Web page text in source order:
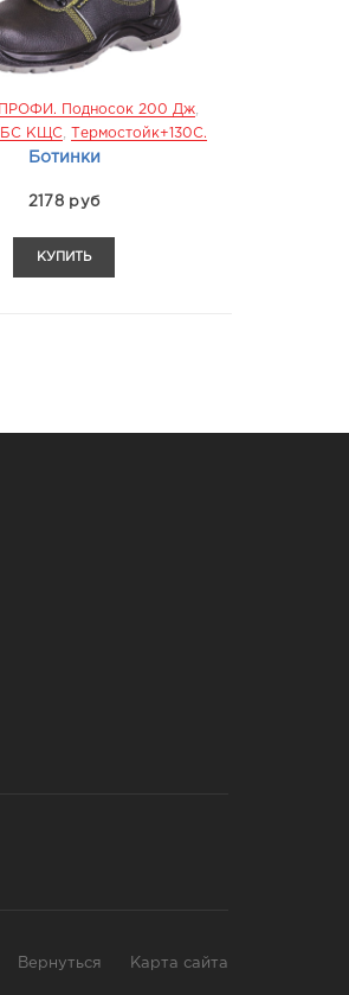
Перчатки 011 РАБОЧИЕ Трикот
62%ХБ\32%ПЭ ПВХ "точка" 5-Нитей
Вернуться Карта сайта